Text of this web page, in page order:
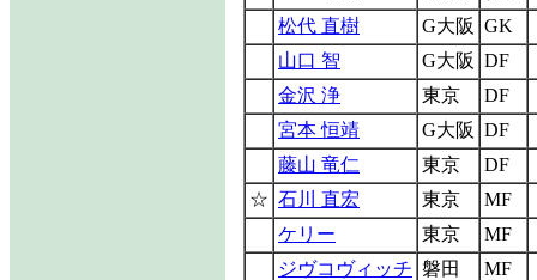
松代 直樹
G大阪 GK
山口 智
G大阪 DF
金沢 浄
東京
DF
宮本 恒靖
G大阪 DF
藤山 竜仁
東京
DF
☆ 石川 直宏 東京
MF
ケリー
東京
MF
ジヴコヴィッチ 磐田
MF